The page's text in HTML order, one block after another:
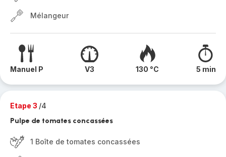
Mélangeur
Manuel P V3 130 °C 5 min
Etape 3 /4
Pulpe de tomates concassées
1 Boîte de tomates concassées